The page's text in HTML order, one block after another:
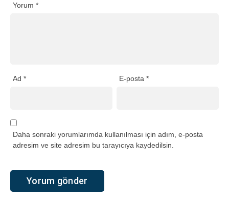
Yorum *
Ad * E-posta*
Daha sonraki yorumlarımda kullanılması için adım, e-posta
adresim ve site adresim bu tarayıcıya kaydedilsin.